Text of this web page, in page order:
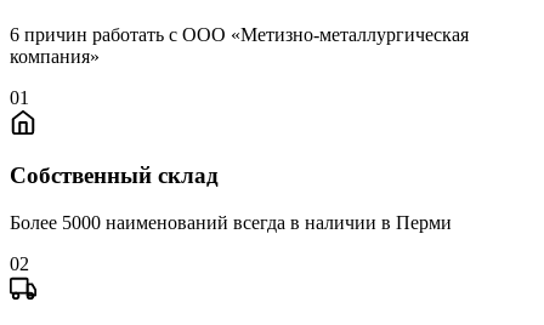
6 причин работать с ООО «Метизно-металлургическая
компания»
01
Собственный склад
Более 5000 наименований всегда в наличии в Перми
02